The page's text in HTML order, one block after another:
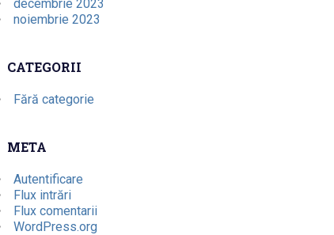
decembrie 2023
noiembrie 2023
CATEGORII
Fără categorie
META
Autentificare
Flux intrări
Flux comentarii
WordPress.org